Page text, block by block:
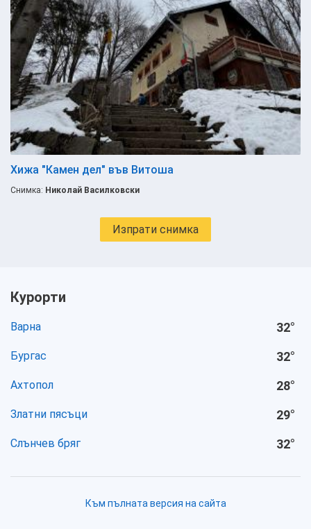
Хижа "Камен дел" във Витоша
Снимка: Николай Василковски
Изпрати снимка
Курорти
Варна 32°
Бургас 32°
Ахтопол 28°
Златни пясъци 29°
Слънчев бряг 32°
Към пълната версия на сайта